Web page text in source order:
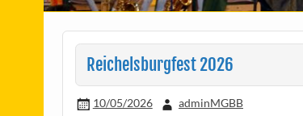
Reichelsburgfest 2026
10/05/2026 adminMGBB